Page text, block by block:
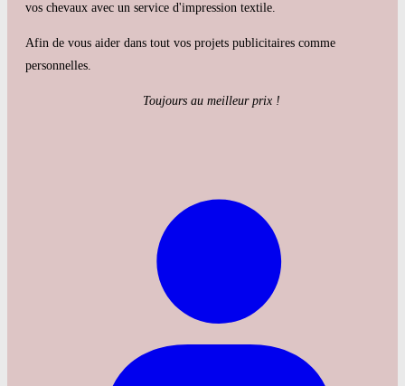
vos chevaux avec un service d'impression textile.
Afin de vous aider dans tout vos projets publicitaires comme
personnelles.
Toujours au meilleur prix !